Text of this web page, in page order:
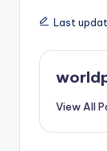
a
ts
A
p
Last
View All